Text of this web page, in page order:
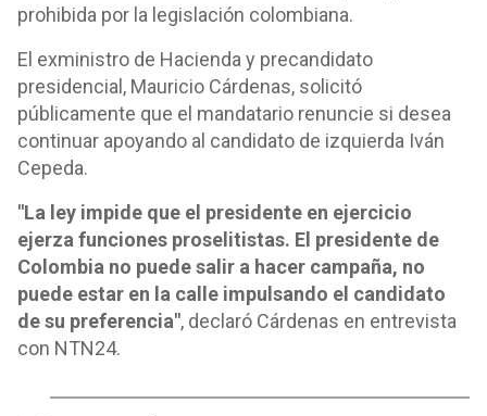
prohibida por la legislación colombiana.
El exministro de Hacienda y precandidato
presidencial, Mauricio Cárdenas, solicitó
públicamente que el mandatario renuncie si desea
continuar apoyando al candidato de izquierda Iván
Cepeda.
"La ley impide que el presidente en ejercicio
ejerza funciones proselitistas. El presidente de
Colombia no puede salir a hacer campaña, no
puede estar en la calle impulsando el candidato
de su preferencia", declaró Cárdenas en entrevista
con NTN24.